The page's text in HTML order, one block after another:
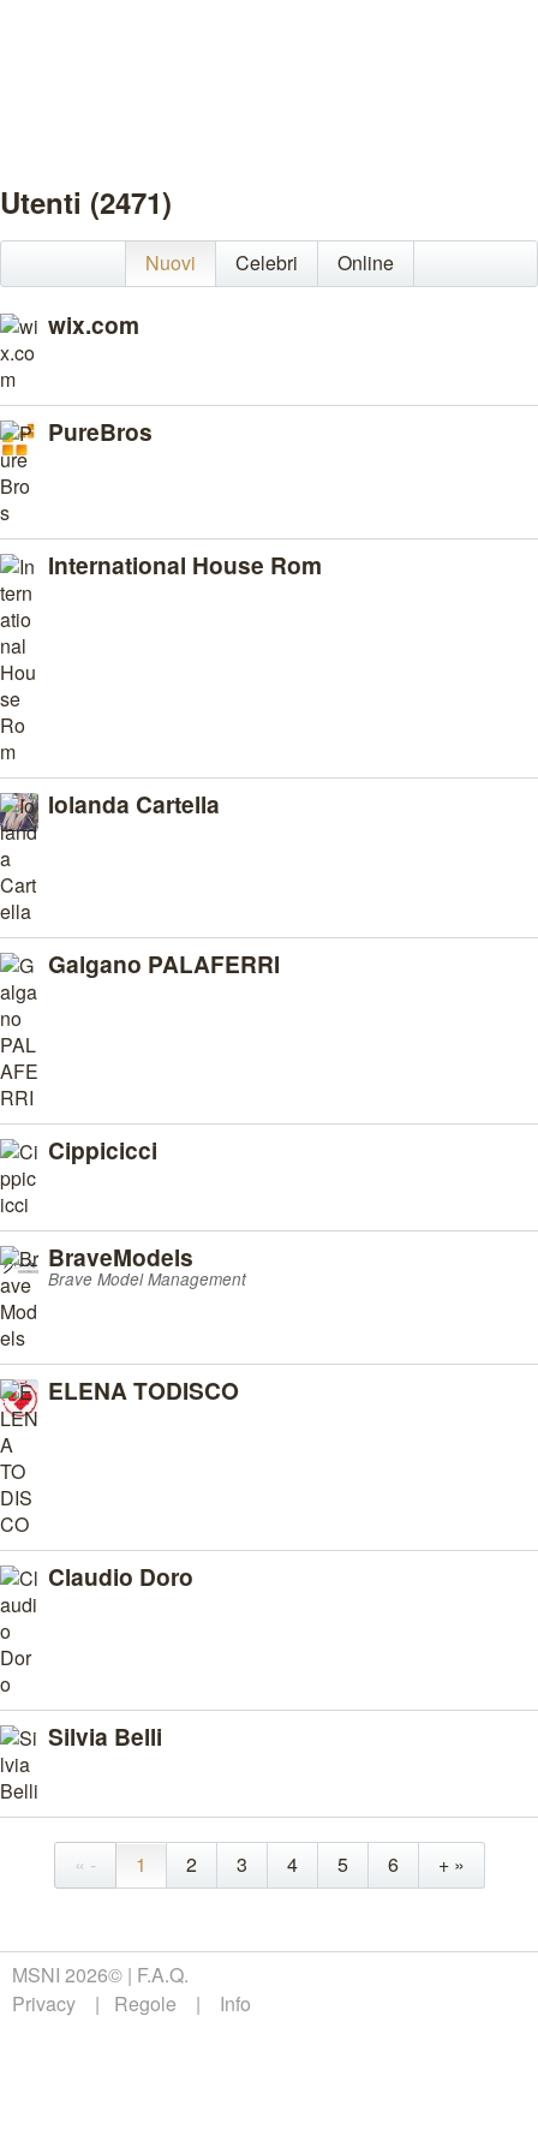
Utenti (2471)
Nuovi Celebri Online
wix.com
PureBros
International House Rom
Iolanda Cartella
Galgano PALAFERRI
Cippicicci
BraveModels
Brave Model Management
ELENA TODISCO
Claudio Doro
Silvia Belli
« - 1 2 3 4 5 6 + »
MSNI 2026© F.A.Q.
Privacy
Regole Info